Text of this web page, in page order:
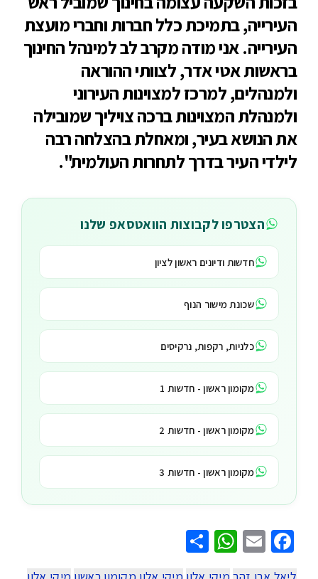
העירייה, בתמיכת כלל חברות וחברי מועצת
העירייה. אני מודה מקרב לב למינהל החינוך
בראשות אטי אדר, לצוותי ההוראה
ולמנהלים, למרכז למצוינות העירוני
ולמנהלת המצוינות ברכה צויליך שמובילה
את הנושא בעיר, ומאחלת בהצלחה רבה
לילדי העיר בדרך לתחרות העולמית".
הצטרפו לקבוצות הוואטסאפ שלנו
חדשות ודיונים ראשון לציון
שכונת מישור הנוף
כלניות, רקפות, נרקיסים
מקומון ראשון - חדשות 1
מקומון ראשון - חדשות 2
מקומון ראשון - חדשות 3
Facebook
Email
WhatsApp